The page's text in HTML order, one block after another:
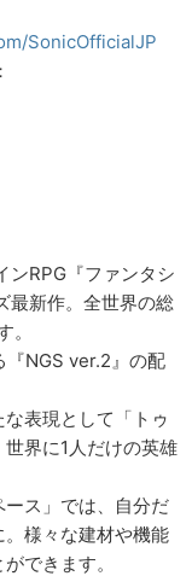
SonicOfficialJP
ンRPG『ファンタシ
最新作。全世界の総
NGS ver.2』の配
表現として「トゥ
界に1人だけの英雄
ス」では、自分だ
様々な建材や機能
できます。